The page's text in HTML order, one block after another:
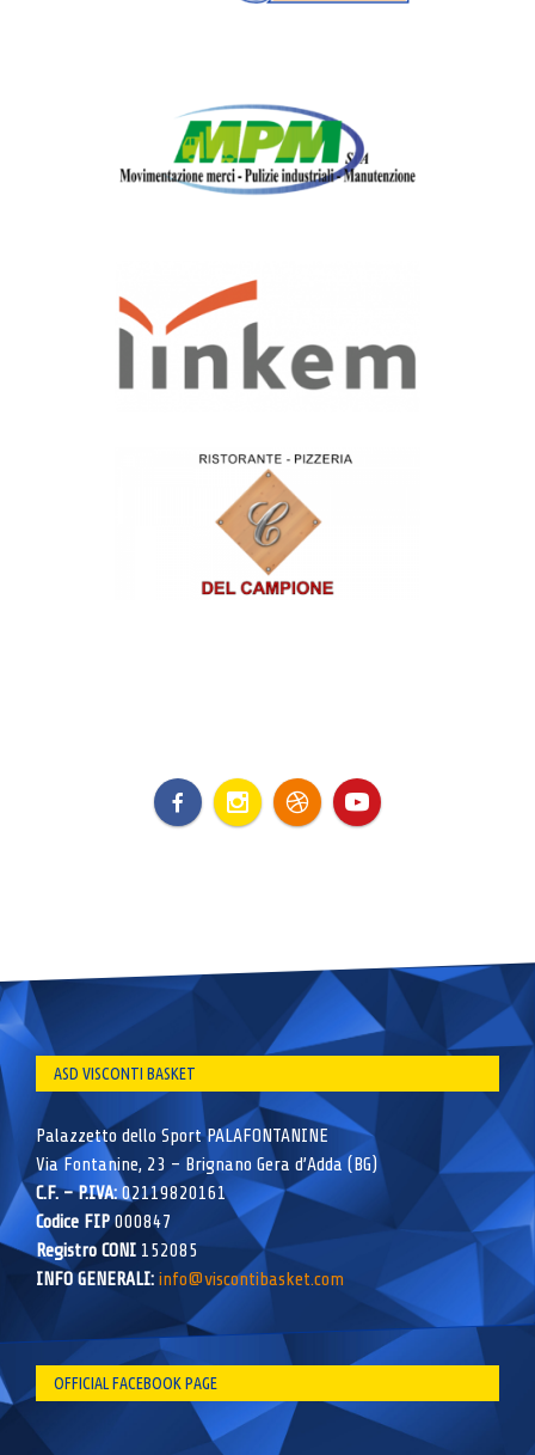
ASD VISCONTI BASKET
Palazzetto dello Sport PALAFONTANINE
Via Fontanine, 23 – Brignano Gera d’Adda (BG)
C.F. – P.IVA:02119820161
Codice FIP000847
Registro CONI 152085
INFO GENERALI: info@viscontibasket.com
OFFICIAL FACEBOOK PAGE